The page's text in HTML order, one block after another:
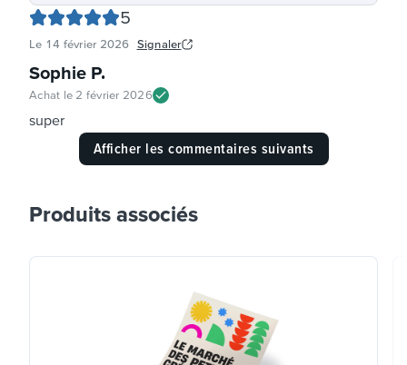
5
Le 14 février 2026 Signaler
Sophie P.
Achat le 2 février 2026
super
Afficher les commentaires suivants
Produits associés